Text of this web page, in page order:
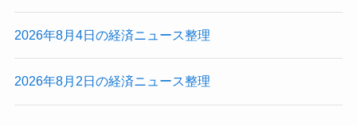
2026年8月4日の経済ニュース整理
2026年8月2日の経済ニュース整理